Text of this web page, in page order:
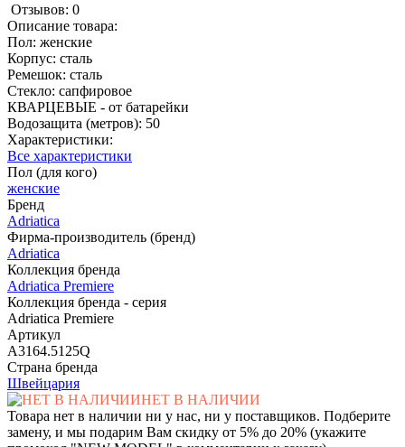
Отзывов: 0
Описание товара:
Пол: женские
Корпус: сталь
Ремешок: сталь
Стекло: сапфировое
КВАРЦЕВЫЕ - от батарейки
Водозащита (метров): 50
Характеристики:
Все характеристики
Пол (для кого)
женские
Бренд
Adriatica
Фирма-производитель (бренд)
Adriatica
Коллекция бренда
Adriatica Premiere
Коллекция бренда - серия
Adriatica Premiere
Артикул
A3164.5125Q
Страна бренда
Швейцария
НЕТ В НАЛИЧИИ
Товара нет в наличии ни у нас, ни у поставщиков. Подберите
замену, и мы подарим Вам скидку от 5% до 20% (укажите